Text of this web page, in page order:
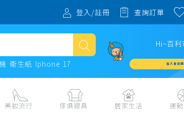
登入/註冊 查詢訂單
衛生紙 Iphone 17
Hi~百
加入會員
美妝流行 傢俱寢具 居家生活 運